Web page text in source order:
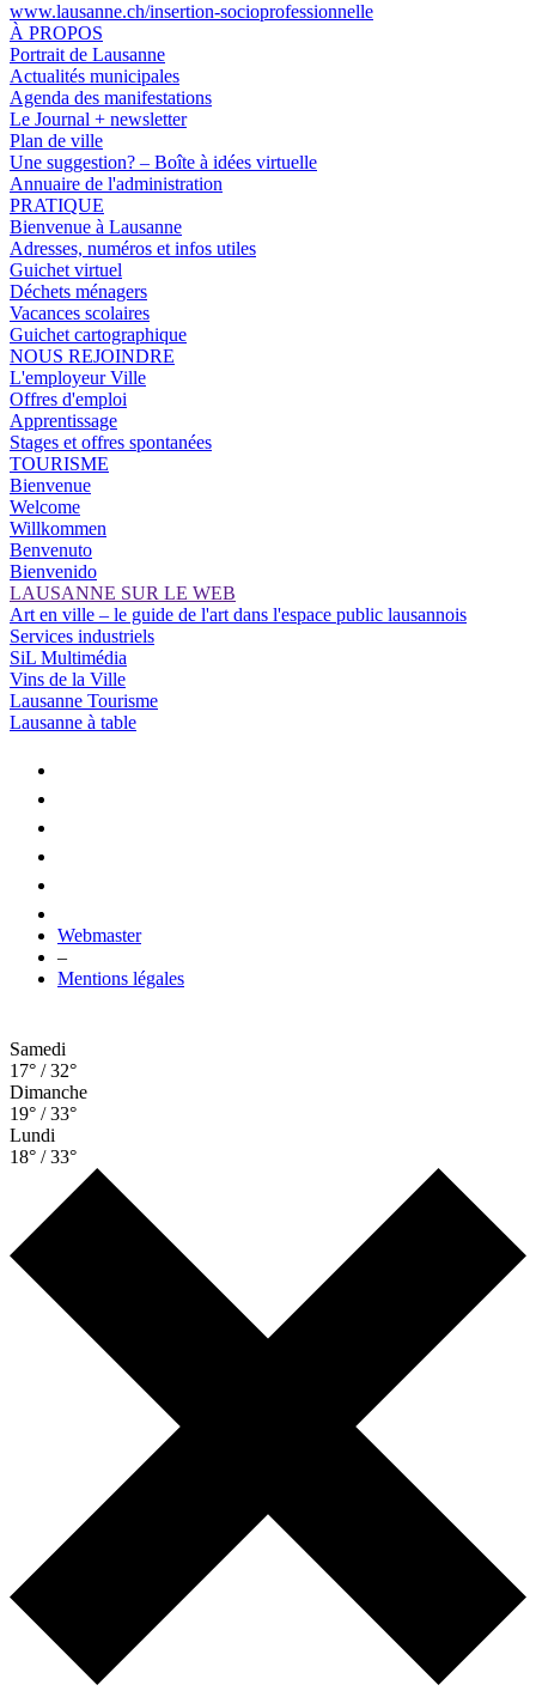
www.lausanne.ch/insertion-socioprofessionnelle
À PROPOS
Portrait de Lausanne
Actualités municipales
Agenda des manifestations
Le Journal + newsletter
Plan de ville
Une suggestion? – Boîte à idées virtuelle
Annuaire de l'administration
PRATIQUE
Bienvenue à Lausanne
Adresses, numéros et infos utiles
Guichet virtuel
Déchets ménagers
Vacances scolaires
Guichet cartographique
NOUS REJOINDRE
L'employeur Ville
Offres d'emploi
Apprentissage
Stages et offres spontanées
TOURISME
Bienvenue
Welcome
Willkommen
Benvenuto
Bienvenido
LAUSANNE SUR LE WEB
Art en ville – le guide de l'art dans l'espace public lausannois
Services industriels
SiL Multimédia
Vins de la Ville
Lausanne Tourisme
Lausanne à table
Webmaster
–
Mentions légales
Samedi
17° / 32°
Dimanche
19° / 33°
Lundi
18° / 33°